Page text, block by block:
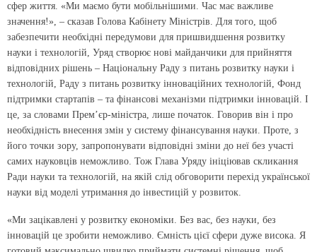
сфер життя. «Ми маємо бути мобільнішими. Час має важливе
значення!», – сказав Голова Кабінету Міністрів. Для того, щоб
забезпечити необхідні передумови для пришвидшення розвитку
науки і технологій, Уряд створює нові майданчики для прийняття
відповідних рішень – Національну Раду з питань розвитку науки і
технологій, Раду з питань розвитку інноваційних технологій, Фонд
підтримки стартапів – та фінансові механізми підтримки інновацій. І
це, за словами Прем’єр-міністра, лише початок. Говорив він і про
необхідність внесення змін у систему фінансування науки. Проте, з
його точки зору, запропонувати відповідні зміни до неї без участі
самих науковців неможливо. Тож Глава Уряду ініціював скликання
Ради науки та технологій, на якій слід обговорити перехід української
науки від моделі утримання до інвестицій у розвиток.
«Ми зацікавлені у розвитку економіки. Без вас, без науки, без
інновацій це зробити неможливо. Ємність цієї сфери дуже висока. Я